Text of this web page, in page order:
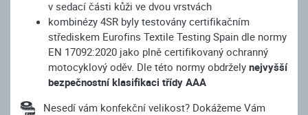
v sedací části kůži ve dvou vrstvách
kombinézy 4SR byly testovány certifikačním
střediskem Eurofins Textile Testing Spain dle normy
EN 17092:2020 jako plně certifikovaný ochranný
motocyklový oděv. Dle této normy obdržely nejvyšší
bezpečnostní klasifikaci třídy AAA
Nesedí vám konfekční velikost? Dokážeme Vám